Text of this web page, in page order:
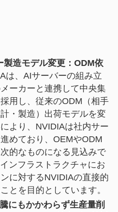
製造モデル変更：ODM依
は、AIサーバーの組み立
ーカーと連携して中央集
用し、従来のODM（相手
・製造）出荷モデルを変
より、NVIDIAは社内サー
めており、OEMやODM
的なものになる見込みで
ンフラストラクチャにお
に対するNVIDIAの直接的
とを目的としています。
にもかかわらず生産量削